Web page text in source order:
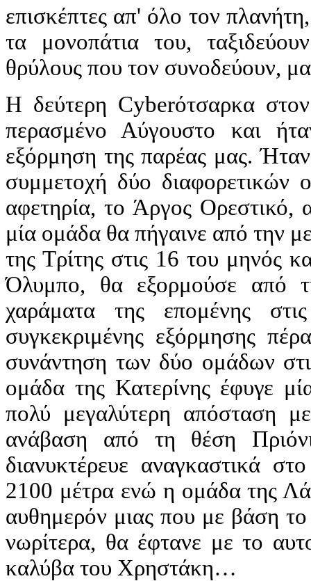
επισκέπτες απ' όλο τον
τα μονοπάτια του,
θρύλους που τον συνοδεύουν,
Η δεύτερη Cyberότσαρκα
περασμένο Αύγουστο και
εξόρμηση της παρέας μας.
συμμετοχή δύο διαφορετικών
αφετηρία, το Άργος Ορεστικό,
μία ομάδα θα πήγαινε από την
της Τρίτης στις 16 του μηνός
Όλυμπο, θα εξορμούσε από
χαράματα της επομένης
συγκεκριμένης εξόρμησης
συνάντηση των δύο ομάδων
ομάδα της Κατερίνης έφυγε
πολύ μεγαλύτερη απόσταση
ανάβαση από τη θέση
διανυκτέρευε αναγκαστικά
2100 μέτρα ενώ η ομάδα της
αυθημερόν μιας που με βάση
νωρίτερα, θα έφτανε με το
καλύβα του Χρηστάκη…